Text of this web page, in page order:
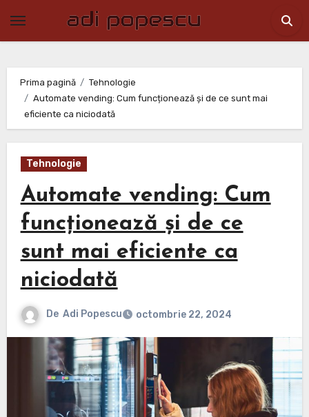
Prima pagină
Tehnologie
Automate vending: Cum funcționează și de ce sunt mai
eficiente ca niciodată
Tehnologie
Automate vending: Cum
funcționează și de ce
sunt mai eficiente ca
niciodată
De Adi Popescu octombrie 22, 2024